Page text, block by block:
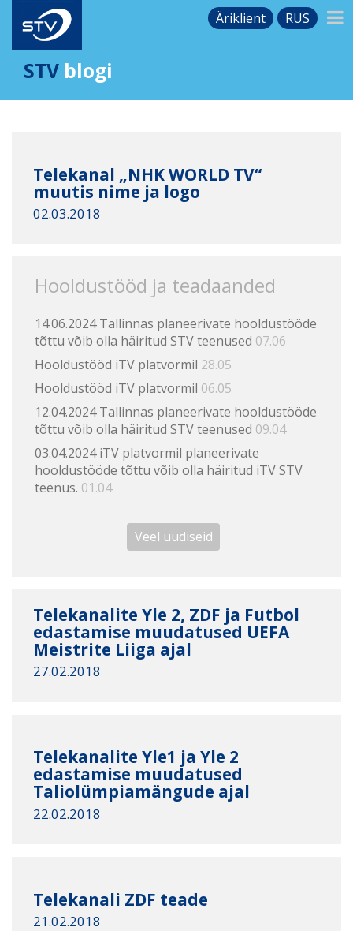
Äriklient RUS
STV blogi
Telekanal „NHK WORLD TV“
muutis nime ja logo
02.03.2018
Hooldustööd ja teadaanded
14.06.2024 Tallinnas planeerivate hooldustööde
tõttu võib olla häiritud STV teenused 07.06
Hooldustööd iTV platvormil 28.05
Hooldustööd iTV platvormil 06.05
12.04.2024 Tallinnas planeerivate hooldustööde
tõttu võib olla häiritud STV teenused 09.04
03.04.2024 iTV platvormil planeerivate
hooldustööde tõttu võib olla häiritud iTV STV
teenus. 01.04
Veel uudiseid
Telekanalite Yle 2, ZDF ja Futbol
edastamise muudatused UEFA
Meistrite Liiga ajal
27.02.2018
Telekanalite Yle1 ja Yle 2
edastamise muudatused
Taliolümpiamängude ajal
22.02.2018
Telekanali ZDF teade
21.02.2018